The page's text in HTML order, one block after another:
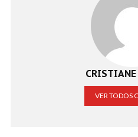
VER TODOS